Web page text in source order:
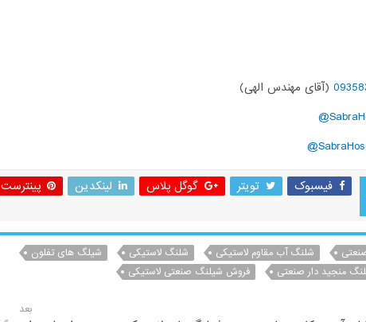
(آقای مهندس الهی)
فیسبوک تویتر گوگل پلاس لینکدین پینترست
شلنگ آب مقاوم لاستیکی شلنگ لاستیکی
شیلگ های تفلون
منجید دار صنعتی فروش شیلنگ صنعتی لاستیکی
بعد